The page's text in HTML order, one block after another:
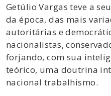
Getúlio Vargas teve a
da época, das mais
autoritárias e
nacionalistas,
forjando, com sua
teórico, uma doutrina
nacional trabalhismo.